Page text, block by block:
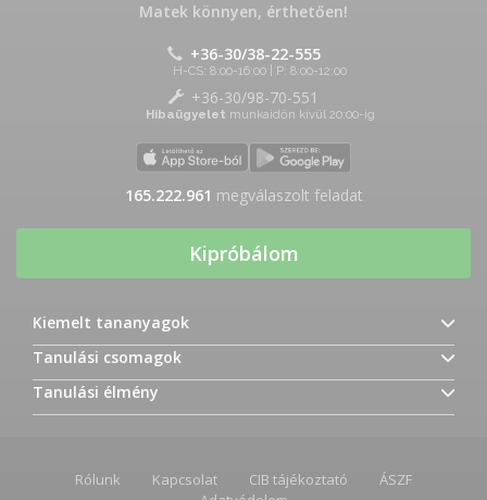
Matek könnyen, érthetően!
+36-30/38-22-555
H-CS: 8:00-16:00 | P: 8:00-12:00
+36-30/98-70-551
Hibaügyelet munkaidőn kívül 20:00-ig
165.222.961 megválaszolt feladat
Kipróbálom
Kiemelt tananyagok
Tanulási csomagok
Tanulási élmény
Rólunk Kapcsolat CIB tájékoztató
ÁSZF